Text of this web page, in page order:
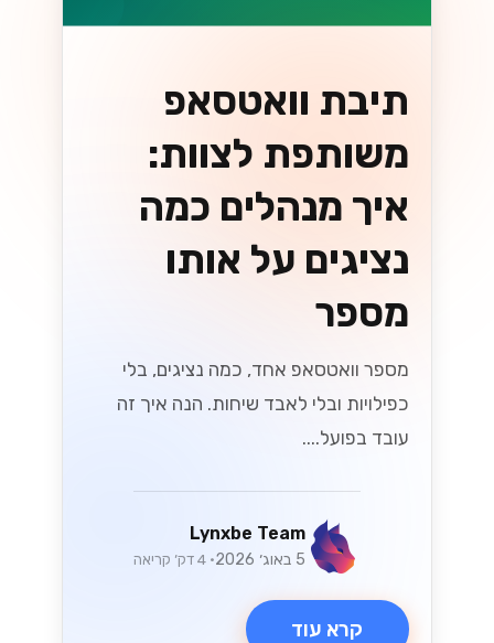
תיבת וואטסאפ
משותפת לצוות:
איך מנהלים כמה
נציגים על אותו
מספר
מספר וואטסאפ אחד, כמה נציגים, בלי
כפילויות ובלי לאבד שיחות. הנה איך זה
עובד בפועל....
Lynxbe Team
5 באוג׳ 2026 • 4 דק׳ קריאה
קרא עוד